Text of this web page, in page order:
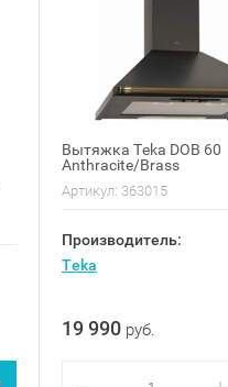
Вытяжка Teka DOB 60
Anthracite/Brass
Артикул: 363015
Производитель:
Teka
19 990 руб.